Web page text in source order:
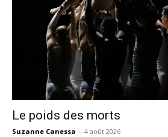
Le poids des morts
Suzanne Canessa - 4 août 2026